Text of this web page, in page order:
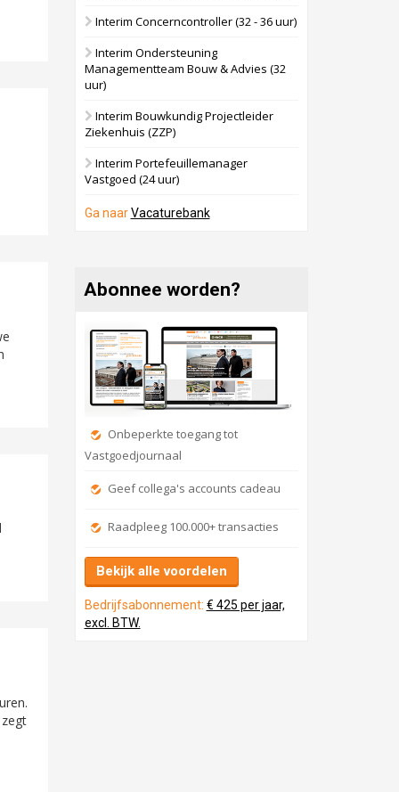
Interim Concerncontroller (32 - 36 uur)
Interim Ondersteuning
Managementteam Bouw & Advies (32
uur)
Interim Bouwkundig Projectleider
Ziekenhuis (ZZP)
Interim Portefeuillemanager
Vastgoed (24 uur)
Ga naarVacaturebank
Abonnee worden?
Onbeperkte toegang tot
Vastgoedjournaal
Geef collega's accounts cadeau
Raadpleeg 100.000+ transacties
Bekijk alle voordelen
Bedrijfsabonnement: € 425 per jaar,
excl. BTW.